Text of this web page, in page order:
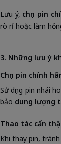
Lưu ý, chọn pin
rò rỉ hoặc làm
3. Những lưu ý
Chọn pin chính
Sử dụng pin nhái
bảo dung lượng
Thao tác cẩn
Khi thay pin, tránh